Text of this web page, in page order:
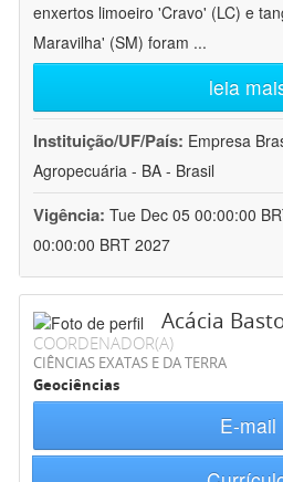
enxertos limoeiro 'Cravo' (LC) e
Maravilha' (SM) foram ...
leia
Instituição/UF/País: Empresa
Agropecuária - BA - Brasil
Vigência: Tue Dec 05 00:00:00
00:00:00 BRT 2027
Acácia
COORDENADOR(A)
CIÊNCIAS EXATAS E DA TERRA
Geociências
E-mail